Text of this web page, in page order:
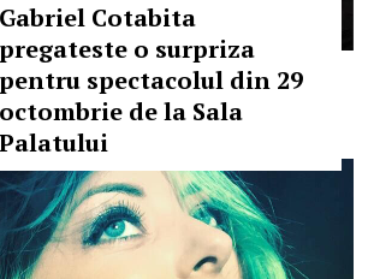
Gabriel Cotabita
pregateste o surpriza
pentru spectacolul din 29
octombrie de la Sala
Palatului